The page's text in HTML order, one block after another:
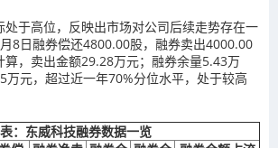
处于高位，反映出市场对公司后续走势存在一
8日融券偿还4800.00股，融券卖出4000.00
算，卖出金额29.28万元；融券余量5.43万
万元，超过近一年70%分位水平，处于较高
表：东威科技融券数据一览